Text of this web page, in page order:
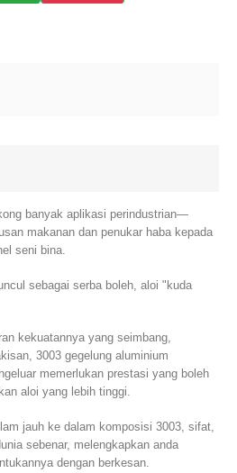
banyak aplikasi perindustrian—
makanan dan penukar haba kepada
seni bina.
sebagai serba boleh, aloi "kuda
kekuatannya yang seimbang,
3003 gegelung aluminium
memerlukan prestasi yang boleh
aloi yang lebih tinggi.
jauh ke dalam komposisi 3003, sifat,
sebenar, melengkapkan anda
dengan berkesan.